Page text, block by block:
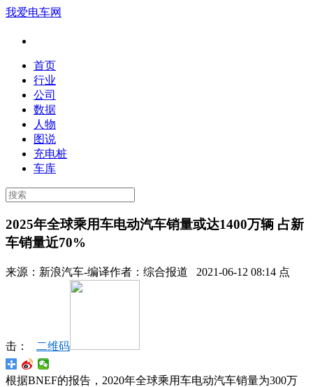
我爱电车网
首页
行业
公司
数据
人物
图说
充电桩
车库
2025年全球乘用车电动汽车销量或达1400万辆 占新
车销量近70%
来源： 新浪汽车-编译作者： 综合报道 2021-06-12 08:14 点
击： 二维码
根据BNEF的报告，2020年全球乘用车电动汽车销量为300万